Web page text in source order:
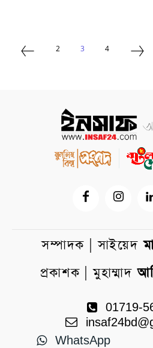
2 3 4
সম্পাদক | সাইয়েদ
প্রকাশক | মুহাম্মাদ
01719-
WhatsApp